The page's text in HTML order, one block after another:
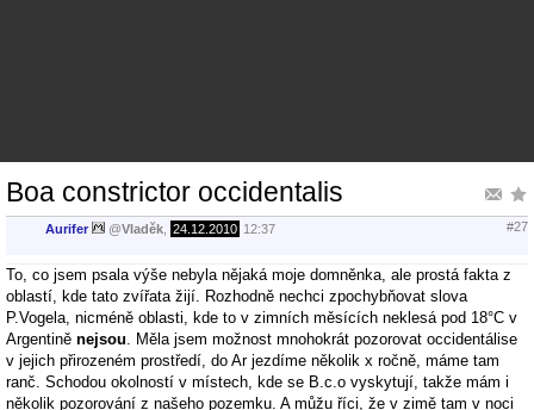
Boa constrictor occidentalis
Aurifer @Vladěk 24.12.2010 12:37 #27
To, co jsem psala výše nebyla nějaká moje domněnka, ale prostá fakta z
oblastí, kde tato zvířata žijí. Rozhodně nechci zpochybňovat slova
P.Vogela, nicméně oblasti, kde to v zimních měsících neklesá pod 18°C v
Argentině nejsou . Měla jsem možnost mnohokrát pozorovat occidentálise
v jejich přirozeném prostředí, do Ar jezdíme několik x ročně, máme tam
ranč. Schodou okolností v místech, kde se B.c.o vyskytují, takže mám i
několik pozorování z našeho pozemku. A můžu říci, že v zimě tam v noci